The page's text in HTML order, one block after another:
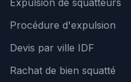
Expulsion de squatteurs
Procédure d'expulsion
Devis par ville IDF
Rachat de bien squatté